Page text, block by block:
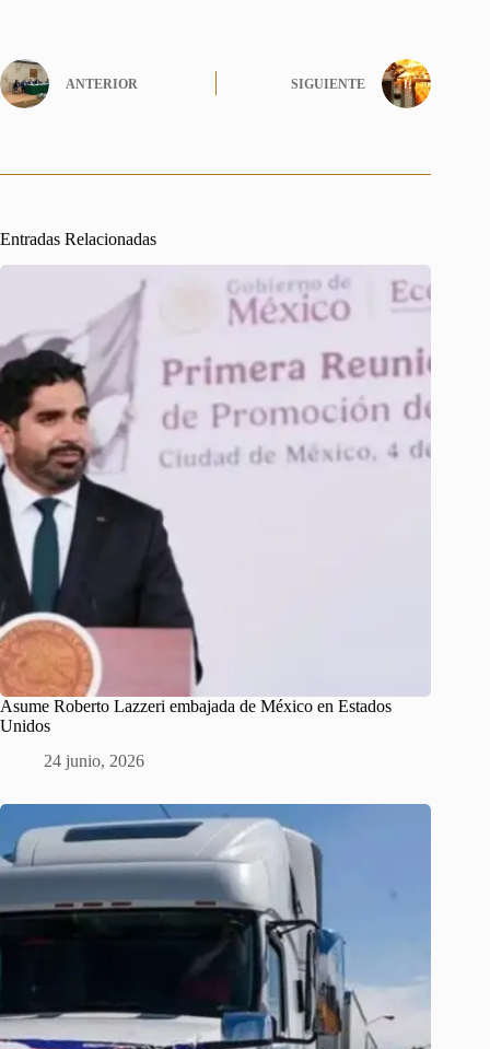
ANTERIOR SIGUIENTE
Entradas Relacionadas
Asume Roberto Lazzeri embajada de México en Estados
Unidos
24 junio, 2026